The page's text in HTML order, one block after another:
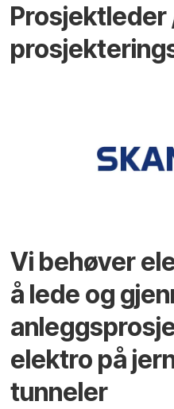
Prosjektleder
Vi behøver
å lede og
elektro på
tunneler